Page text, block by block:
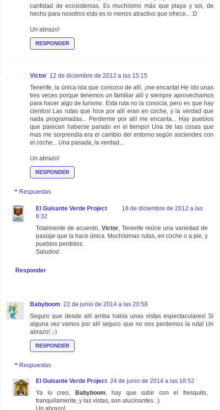
cantidad de ecosistemas. Es muchísimo más que playa y sol, de
hecho para nosotros esto es lo menos atractivo que ofrece... :D
Un abrazo!
RESPONDER
Victor 12 de diciembre de 2012 a las 15:15
Tenerife, la única isla que conozco de allí, ¡me encanta! He ido unas
tres veces porque tenemos un familiar allí y siempre aprovechamos
para hacer algo de turismo. Esta ruta no la conocía, pero es que hay
cientos! Las rutas que hice por allí eran en coche, y la verdad que
nada programadas... Perderme por allí me encanta... Hay pueblos
que parecen haberse parado en el tiempo! Una de las cosas que
mas me sorprendia era el cambio del entorno según asciendes con
el coche... Una pasada, la verdad...
Un abrazo!
RESPONDER
Respuestas
El Guisante Verde Project
18 de diciembre de 2012 a las
8:32
Totalmente de acuerdo, Victor, Tenerife reúne una variedad de
pasiaje que la hace única. Muchísimas rutas, en coche o a pie, y
pueblos perdidos.
Saludos!
Responder
Babyboom 22 de junio de 2014 a las 20:58
Seguro que desde allí arriba había unas vistas espectaculares! Si
alguna vez vamos por allí seguro que no nos perdemos la ruta! Un
abrazo! ;-)
RESPONDER
Respuestas
El Guisante Verde Project 24 de junio de 2014 a las 18:52
Ya lo creo,
Babyboom, hay que subir con el fresquito,
tranquilamente, y las vistas, son alucinantes. :)